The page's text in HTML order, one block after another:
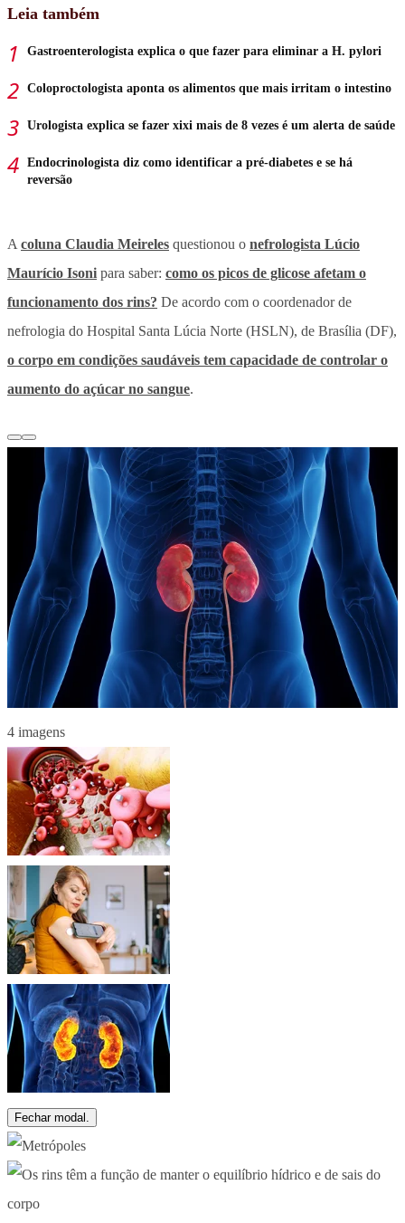
Leia também
Gastroenterologista explica o que fazer para eliminar a H. pylori
Coloproctologista aponta os alimentos que mais irritam o intestino
Urologista explica se fazer xixi mais de 8 vezes é um alerta de saúde
Endocrinologista diz como identificar a pré-diabetes e se há
reversão
A coluna Claudia Meireles questionou o nefrologista Lúcio
Maurício Isoni para saber: como os picos de glicose afetam o
funcionamento dos rins? De acordo com o coordenador de
nefrologia do Hospital Santa Lúcia Norte (HSLN), de Brasília (DF),
o corpo em condições saudáveis tem capacidade de controlar o
aumento do açúcar no sangue.
4 imagens
Fechar modal.